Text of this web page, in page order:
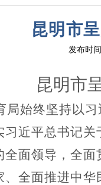
昆明市
发布时
昆明市
局始终坚持以
近平总书记
面领导，全
全面推进中